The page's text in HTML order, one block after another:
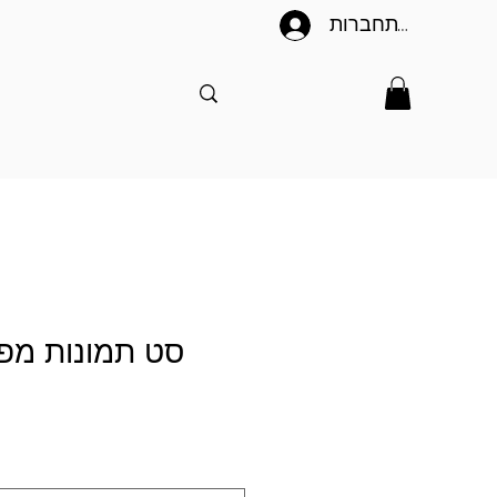
להתחברות
סט תמונות